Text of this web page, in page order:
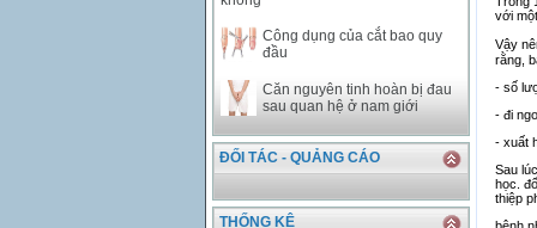
Công dụng của cắt bao quy
đầu
Căn nguyên tinh hoàn bị đau
sau quan hệ ở nam giới
ĐỐI TÁC - QUẢNG CÁO
THỐNG KÊ
với
Vậy
rằng,
- số
- đi
- xuất
Sau
học.
thiệp